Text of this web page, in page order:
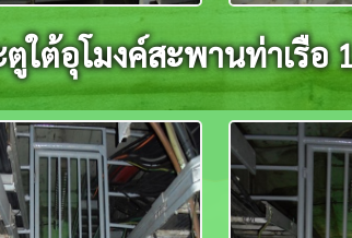
ใต้อุโมงค์สะพานท่าเรือ